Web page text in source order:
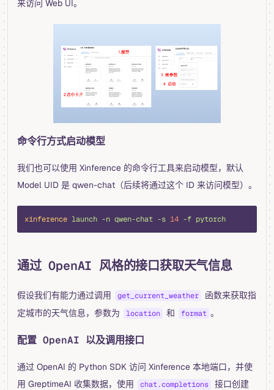
来访问 Web UI。
命令行方式启动模型
我们也可以使用 Xinference 的命令行工具来启动模型，默认
Model UID 是 qwen-chat（后续将通过这个 ID 来访问模型）。
xinference launch -n qwen-chat -s 14 -f pytorch
通过 OpenAI 风格的接口获取天气信息
假设我们有能力通过调用 get_current_weather
函数来获取指
定城市的天气信息，参数为
location 和 format 。
配置 OpenAI 以及调用接口
通过 OpenAI 的 Python SDK 访问 Xinference 本地端口，并使
用 GreptimeAI 收集数据，使用
chat.completions
接口创建